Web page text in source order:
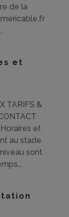
de la
et
TARIFS &
et
au stade
sont